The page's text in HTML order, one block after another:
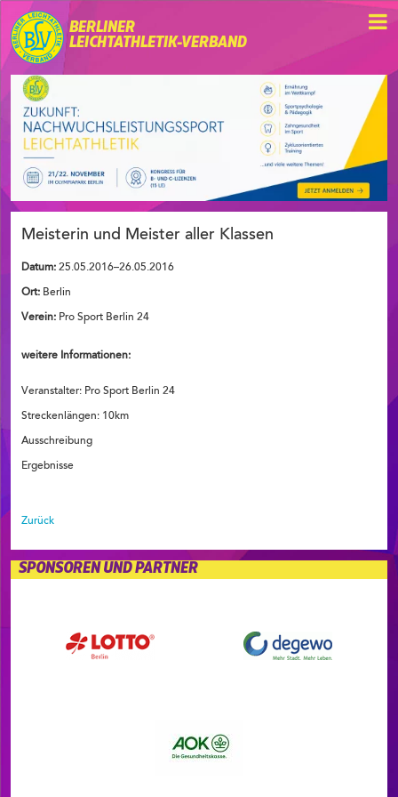
BERLINER
LEICHTATHLETIK-VERBAND
Meisterin und Meister aller Klassen
Datum: 25.05.2016–26.05.2016
Ort: Berlin
Verein: Pro Sport Berlin 24
weitere Informationen:
Veranstalter: Pro Sport Berlin 24
Streckenlängen: 10km
Ausschreibung
Ergebnisse
Zurück
SPONSOREN UND PARTNER